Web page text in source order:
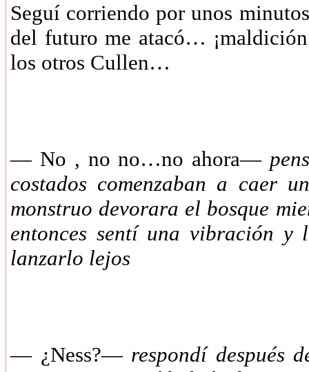
Seguí corriendo por unos
del futuro me atacó…
los otros Cullen…
— No , no no…no ahora—
costados comenzaban a caer
monstruo devorara el bosque
entonces sentí una vibración
lanzarlo lejos
— ¿Ness?— respondí después